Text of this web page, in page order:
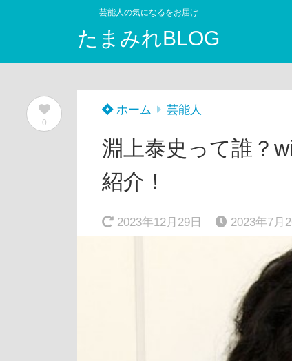
芸能人の気になるをお届け
たまみれBLOG
0
ホーム 芸能人
淵上泰史って誰？
紹介！
2023年12月29日 2023年7月